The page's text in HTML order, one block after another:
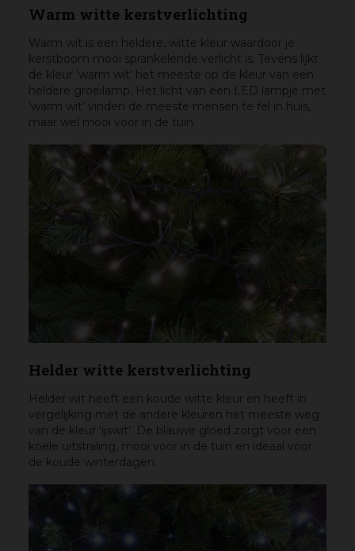
Warm witte kerstverlichting
Warm wit is een heldere, witte kleur waardoor je
kerstboom mooi sprankelende verlicht is. Tevens lijkt
de kleur ‘warm wit’ het meeste op de kleur van een
heldere groeilamp. Het licht van een LED lampje met
‘warm wit’ vinden de meeste mensen te fel in huis,
maar wel mooi voor in de tuin.
Helder witte kerstverlichting
Helder wit heeft een koude witte kleur en heeft in
vergelijking met de andere kleuren het meeste weg
van de kleur ‘ijswit’. De blauwe gloed zorgt voor een
koele uitstraling, mooi voor in de tuin en ideaal voor
de koude winterdagen.